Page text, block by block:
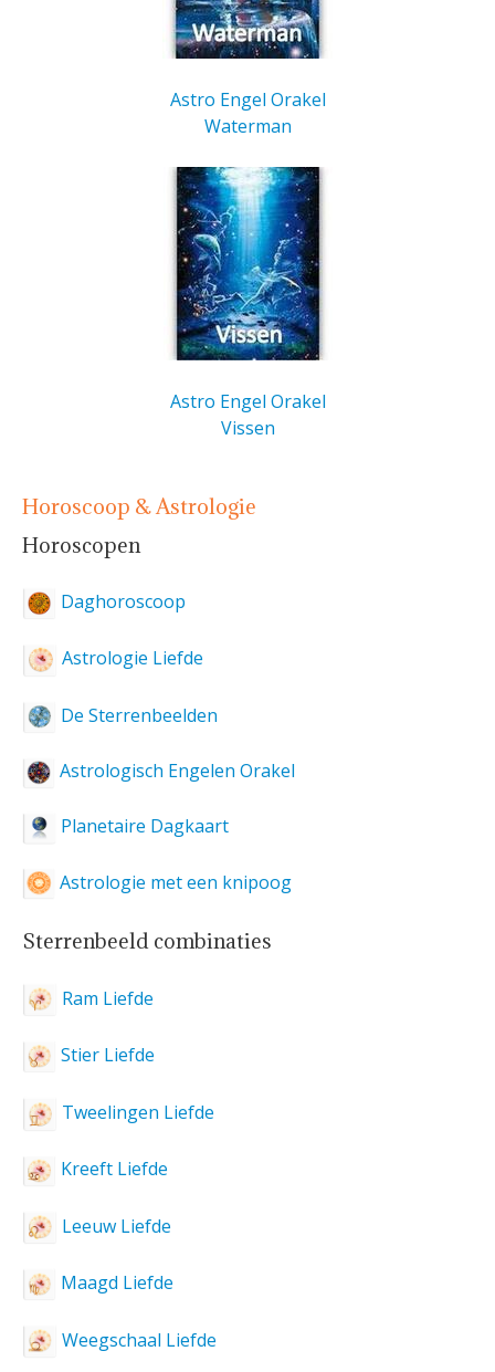
Astro Engel Orakel
Waterman
Astro Engel Orakel
Vissen
Horoscoop & Astrologie
Horoscopen
Daghoroscoop
Astrologie Liefde
De Sterrenbeelden
Astrologisch Engelen Orakel
Planetaire Dagkaart
Astrologie met een knipoog
Sterrenbeeld combinaties
Ram Liefde
Stier Liefde
Tweelingen Liefde
Kreeft Liefde
Leeuw Liefde
Maagd Liefde
Weegschaal Liefde